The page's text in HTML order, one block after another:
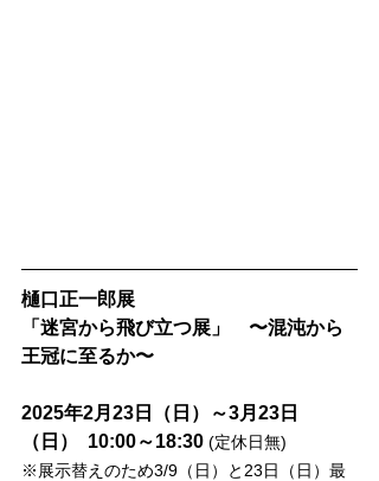
樋口正一郎展
「迷宮から飛び立つ展」　〜混沌から
王冠に至るか〜
2025年2月23日（日）～3月23日
（日）
10:00～18:30 (定休日無)
※展示替えのため3/9（日）と23日（日）最